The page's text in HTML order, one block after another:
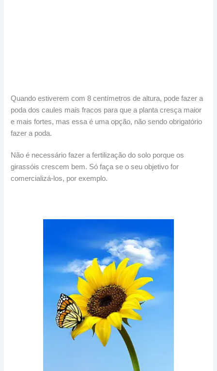
Quando estiverem com 8 centímetros de altura, pode fazer a
poda dos caules mais fracos para que a planta cresça maior
e mais fortes, mas essa é uma opção, não sendo obrigatório
fazer a poda.
Não é necessário fazer a fertilização do solo porque os
girassóis crescem bem. Só faça se o seu objetivo for
comercializá-los, por exemplo.